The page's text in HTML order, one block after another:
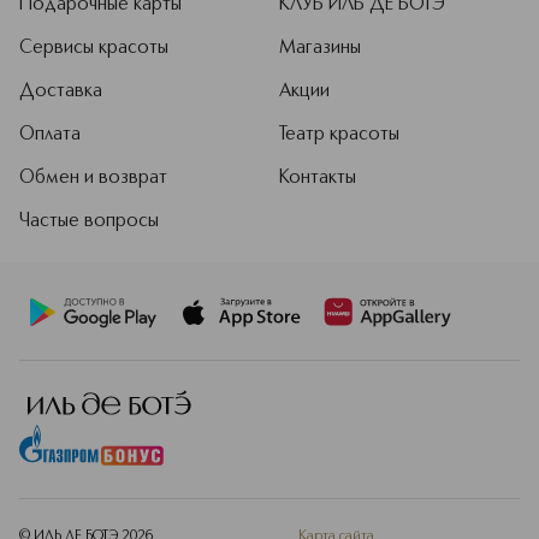
Подарочные карты
Сервисы красоты
Доставка
Оплата
Обмен и возврат
Частые вопросы
КЛУБ ИЛЬ ДЕ БОТЭ
Магазины
Акции
Театр красоты
Контакты